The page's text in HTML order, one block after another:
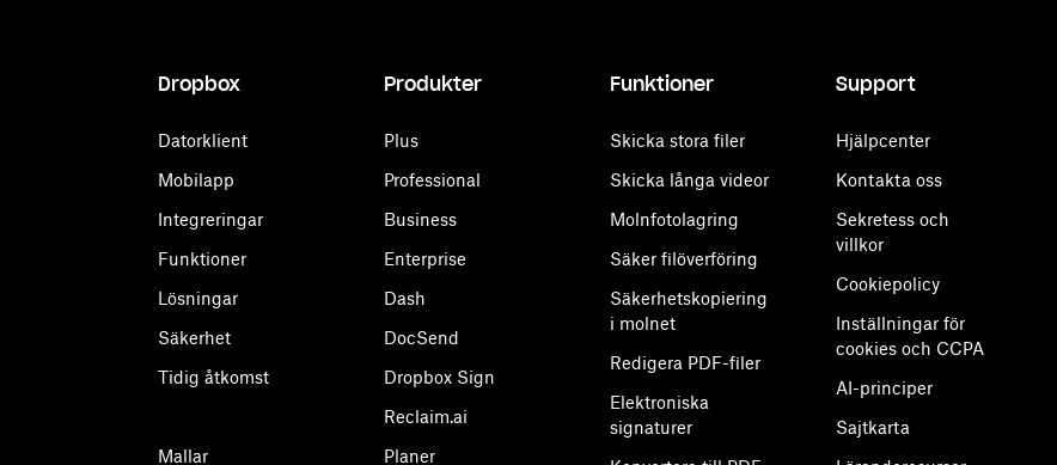
Dropbox
Datorklient
Mobilapp
Integreringar
Funktioner
Lösningar
Säkerhet
Tidig åtkomst
Mallar
Produkter
Plus
Professional
Business
Enterprise
Dash
DocSend
Dropbox Sign
Reclaim.ai
Planer
Funktioner
Skicka stora filer
Skicka långa videor
Molnfotolagring
Säker filöverföring
Säkerhetskopiering
i molnet
Redigera PDF-filer
Elektroniska
signaturer
Support
Hjälpcenter
Kontakta oss
Sekretess och
villkor
Cookiepolicy
Inställningar för
cookies och CCPA
AI-principer
Sajtkarta